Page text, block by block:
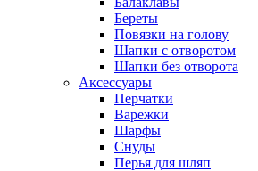
Береты
Повязки на голову
Шапки с отворотом
Шапки без отворота
Аксессуары
Перчатки
Варежки
Шарфы
Снуды
Перья для шляп